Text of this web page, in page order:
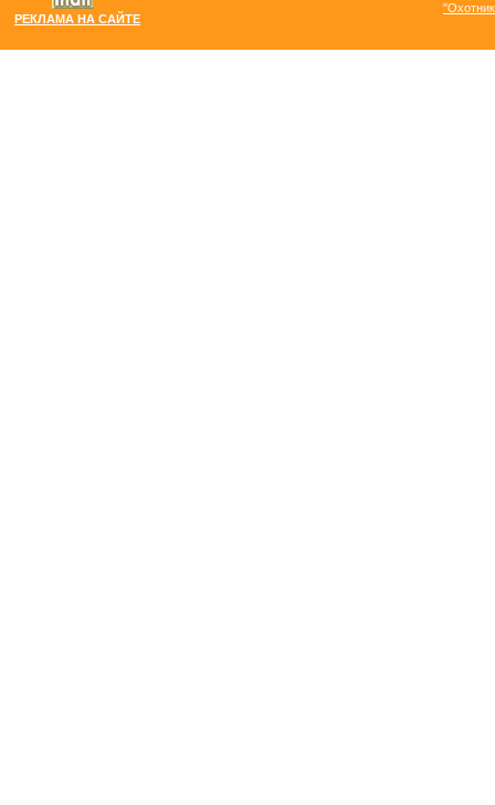
РЕКЛАМА НА САЙТЕ